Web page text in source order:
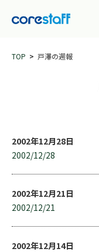
TOP 戸澤の週報
2002年12月28日
2002/12/28
2002年12月21日
2002/12/21
2002年12月14日